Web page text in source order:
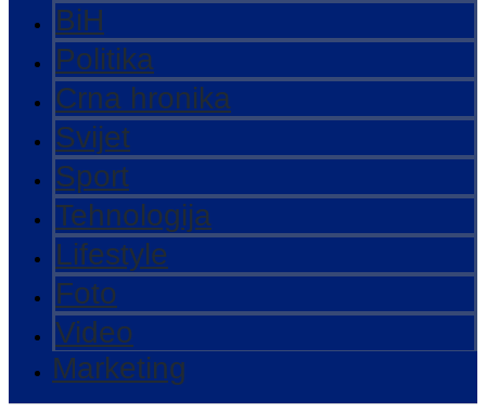
BiH
Politika
Crna hronika
Svijet
Sport
Tehnologija
Lifestyle
Foto
Video
Marketing